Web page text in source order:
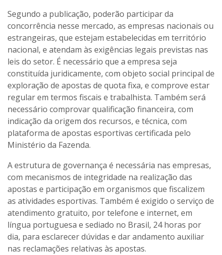
Segundo a publicação, poderão participar da
concorrência nesse mercado, as empresas nacionais ou
estrangeiras, que estejam estabelecidas em território
nacional, e atendam às exigências legais previstas nas
leis do setor. É necessário que a empresa seja
constituída juridicamente, com objeto social principal de
exploração de apostas de quota fixa, e comprove estar
regular em termos fiscais e trabalhista. Também será
necessário comprovar qualificação financeira, com
indicação da origem dos recursos, e técnica, com
plataforma de apostas esportivas certificada pelo
Ministério da Fazenda.
A estrutura de governança é necessária nas empresas,
com mecanismos de integridade na realização das
apostas e participação em organismos que fiscalizem
as atividades esportivas. Também é exigido o serviço de
atendimento gratuito, por telefone e internet, em
língua portuguesa e sediado no Brasil, 24 horas por
dia, para esclarecer dúvidas e dar andamento auxiliar
nas reclamações relativas às apostas.